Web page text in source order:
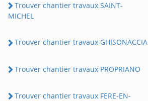
Trouver chantier travaux SAINT-
MICHEL
Trouver chantier travaux GHISONACCIA
Trouver chantier travaux PROPRIANO
Trouver chantier travaux FERE-EN-